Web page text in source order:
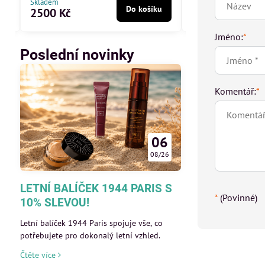
Jméno:*
Komentář:*
*(Povinné)
Skladem
2500 Kč Do košíku
Poslední novinky
06
08/26
LETNÍ BALÍČEK 1944 PARIS S
10% SLEVOU!
Letní balíček 1944 Paris spojuje vše, co
potřebujete pro dokonalý letní vzhled.
Čtěte více